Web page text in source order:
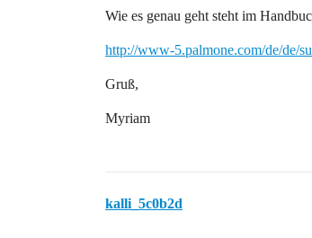
Wie es genau geht steht im
http://www-5.palmone.com/de/de/
Gruß,
Myriam
kalli_5c0b2d